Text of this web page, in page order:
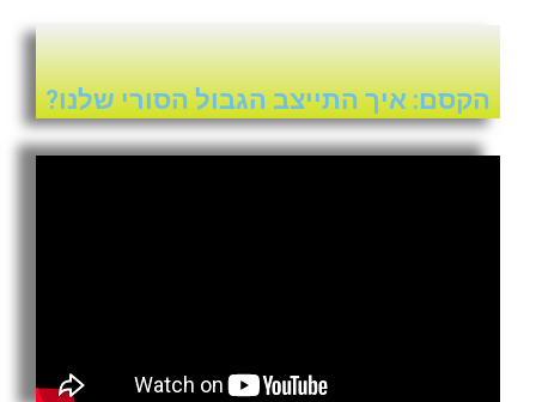
הקסם: איך התייצב הגבול הסורי שלנו?